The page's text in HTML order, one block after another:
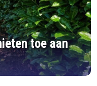
toe aan